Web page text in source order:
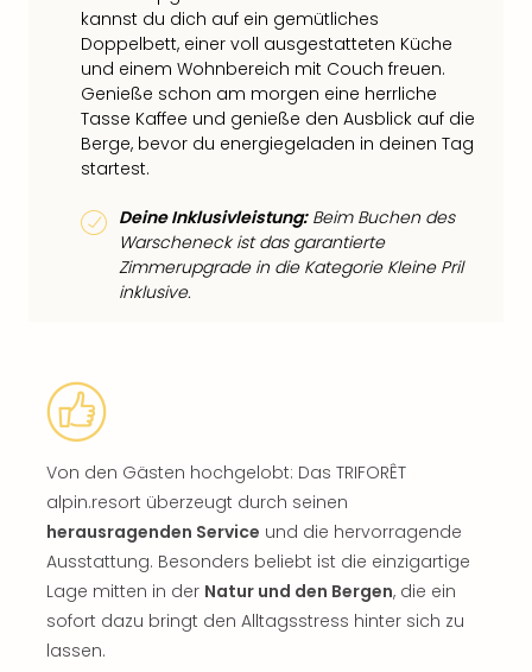
kannst du dich auf ein gemütliches
Doppelbett, einer voll ausgestatteten Küche
und einem Wohnbereich mit Couch freuen.
Genieße schon am morgen eine herrliche
Tasse Kaffee und genieße den Ausblick auf die
Berge, bevor du energiegeladen in deinen Tag
startest.
Deine Inklusivleistung:Beim Buchen des
Warscheneck ist das garantierte
Zimmerupgrade in die Kategorie Kleine Pril
inklusive.
Von den Gästen hochgelobt: Das TRIFORÊT
alpin.resort überzeugt durch seinen
herausragenden Service und die hervorragende
Ausstattung. Besonders beliebt ist die einzigartige
Lage mitten in der Natur und den Bergen, die ein
sofort dazu bringt den Alltagsstress hinter sich zu
lassen.